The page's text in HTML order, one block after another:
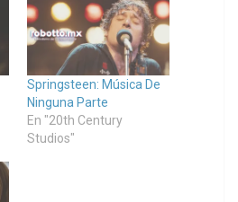
Springsteen: Música De
Ninguna Parte
En "20th Century
Studios"